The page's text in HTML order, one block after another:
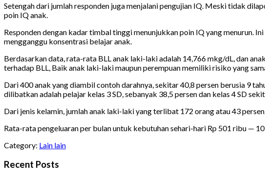
Setengah dari jumlah responden juga menjalani pengujian IQ. Meski tidak
poin IQ anak.
Responden dengan kadar timbal tinggi menunjukkan poin IQ yang menurun.
mengganggu konsentrasi belajar anak.
Berdasarkan data, rata-rata BLL anak laki-laki adalah 14,766 mkg/dL, dan
terhadap BLL, Baik anak laki-laki maupun perempuan memiliki risiko yang
Dari 400 anak yang diambil contoh darahnya, sekitar 40,8 persen berusia 9
dilibatkan adalah pelajar kelas 3 SD, sebanyak 38,5 persen dan kelas 4 SD
Dari jenis kelamin, jumlah anak laki-laki yang terlibat 172 orang atau 43
Rata-rata pengeluaran per bulan untuk kebutuhan sehari-hari Rp 501 ribu —
Category: Lain lain
Recent Posts